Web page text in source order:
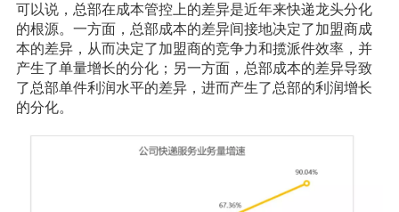
可以说，总部在成本管控上的差异是近年来快递龙头分化
的根源。一方面，总部成本的差异间接地决定了加盟商成
本的差异，从而决定了加盟商的竞争力和揽派件效率，并
产生了单量增长的分化；另一方面，总部成本的差异导致
了总部单件利润水平的差异，进而产生了总部的利润增长
的分化。